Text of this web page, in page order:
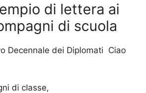
di lettera ai
di scuola
Decennale dei Diplomati Ciao
di classe,